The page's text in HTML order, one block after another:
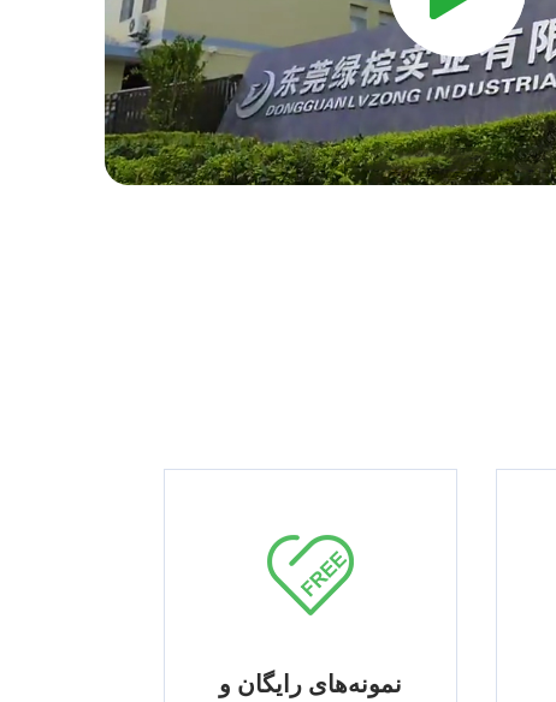
نمونه‌های رایگان و